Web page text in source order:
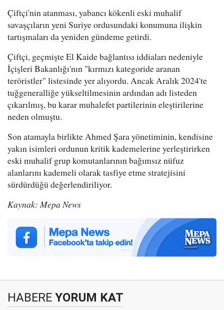
Çiftçi'nin atanması, yabancı kökenli eski muhalif
savaşçıların yeni Suriye ordusundaki konumuna ilişkin
tartışmaları da yeniden gündeme getirdi.
Çiftçi, geçmişte El Kaide bağlantısı iddiaları nedeniyle
İçişleri Bakanlığı'nın "kırmızı kategoride aranan
teröristler" listesinde yer alıyordu. Ancak Aralık 2024'te
tuğgeneralliğe yükseltilmesinin ardından adı listeden
çıkarılmış, bu karar muhalefet partilerinin eleştirilerine
neden olmuştu.
Son atamayla birlikte Ahmed Şara yönetiminin, kendisine
yakın isimleri ordunun kritik kademelerine yerleştirirken
eski muhalif grup komutanlarının bağımsız nüfuz
alanlarını kademeli olarak tasfiye etme stratejisini
sürdürdüğü değerlendiriliyor.
Kaynak: Mepa News
HABERE YORUM KAT